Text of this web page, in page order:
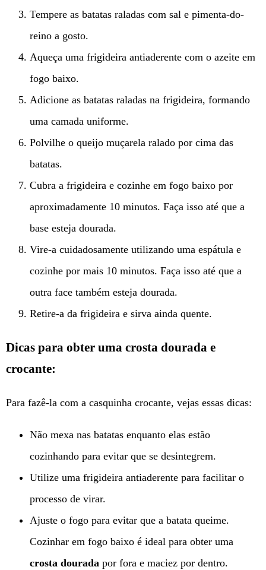
Tempere as batatas raladas com sal e pimenta-do-
reino a gosto.
Aqueça uma frigideira antiaderente com o azeite em
fogo baixo.
Adicione as batatas raladas na frigideira, formando
uma camada uniforme.
Polvilhe o queijo muçarela ralado por cima das
batatas.
Cubra a frigideira e cozinhe em fogo baixo por
aproximadamente 10 minutos. Faça isso até que a
base esteja dourada.
Vire-a cuidadosamente utilizando uma espátula e
cozinhe por mais 10 minutos. Faça isso até que a
outra face também esteja dourada.
Retire-a da frigideira e sirva ainda quente.
Dicas para obter uma crosta dourada e
crocante:
Para fazê-la com a casquinha crocante, vejas essas dicas:
Não mexa nas batatas enquanto elas estão
cozinhando para evitar que se desintegrem.
Utilize uma frigideira antiaderente para facilitar o
processo de virar.
Ajuste o fogo para evitar que a batata queime.
Cozinhar em fogo baixo é ideal para obter uma
crosta dourada por fora e maciez por dentro.